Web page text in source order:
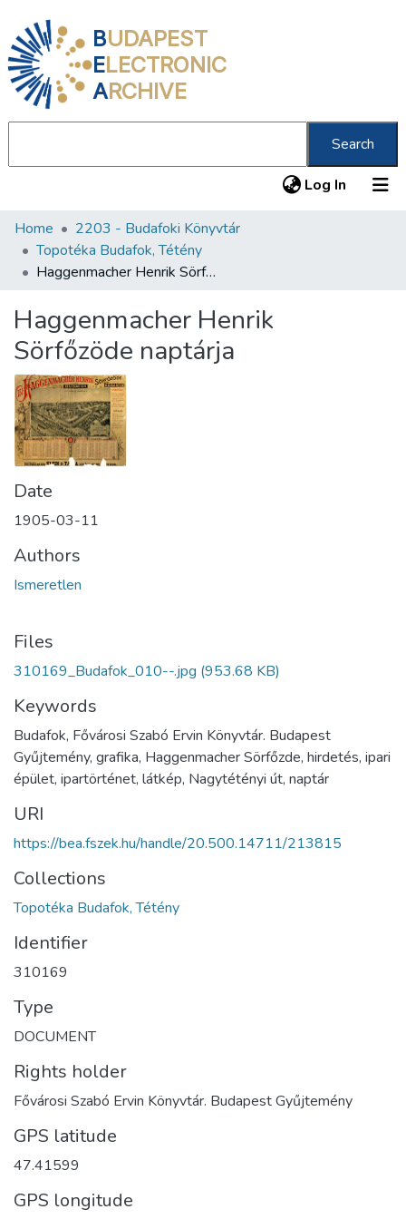
BUDAPEST
ELECTRONIC
ARCHIVE
Search
Log In (current)
Communities & Collections
All of DSpace
About us
Home
2203 - Budafoki Könyvtár
Topotéka Budafok, Tétény
Haggenmacher Henrik Sörfőzöde naptárja
Haggenmacher Henrik
Sörfőzöde naptárja
Date
1905-03-11
Authors
Ismeretlen
Files
310169_Budafok_010--.jpg (953.68 KB)
Keywords
Budafok, Fővárosi Szabó Ervin Könyvtár. Budapest
Gyűjtemény, grafika, Haggenmacher Sörfőzde, hirdetés, ipari
épület, ipartörténet, látkép, Nagytétényi út, naptár
URI
https://bea.fszek.hu/handle/20.500.14711/213815
Collections
Topotéka Budafok, Tétény
Identifier
310169
Type
DOCUMENT
Rights holder
Fővárosi Szabó Ervin Könyvtár. Budapest Gyűjtemény
GPS latitude
47.41599
GPS longitude